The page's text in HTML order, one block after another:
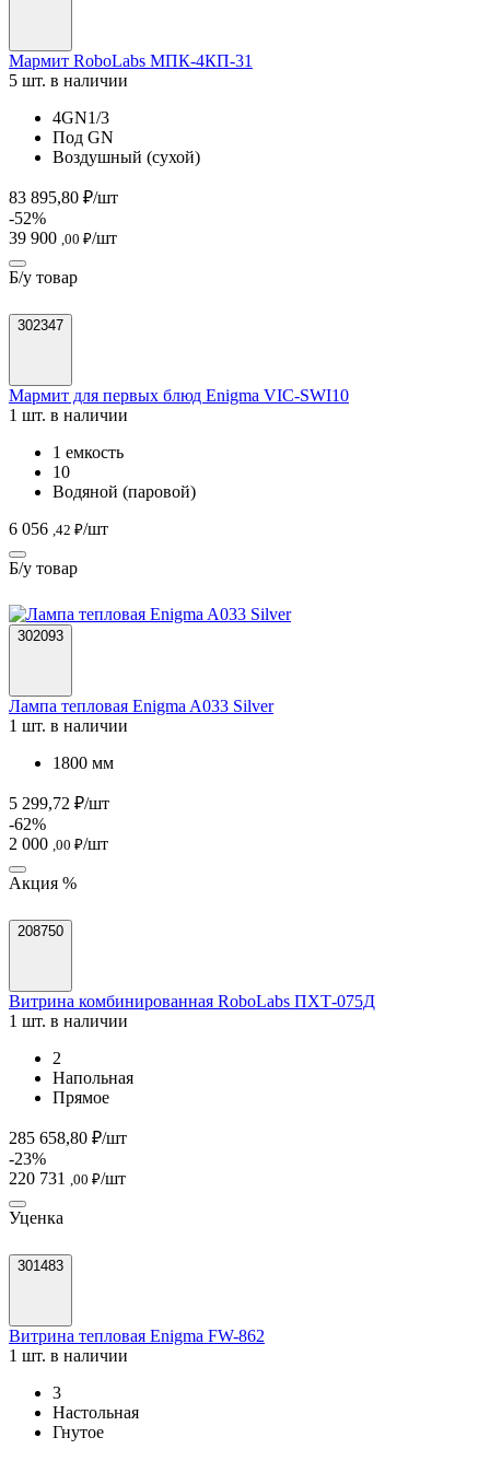
Мармит RoboLabs МПК-4КП-31
5 шт. в наличии
4GN1/3
Под GN
Воздушный (сухой)
83 895,80 ₽/шт
-52%
39 900 ,00 ₽/шт
Б/у товар
302347
Мармит для первых блюд Enigma VIC-SWI10
1 шт. в наличии
1 емкость
10
Водяной (паровой)
6 056 ,42 ₽/шт
Б/у товар
302093
Лампа тепловая Enigma A033 Silver
1 шт. в наличии
1800 мм
5 299,72 ₽/шт
-62%
2 000 ,00 ₽/шт
Акция %
208750
Витрина комбинированная RoboLabs ПХТ-075Д
1 шт. в наличии
2
Напольная
Прямое
285 658,80 ₽/шт
-23%
220 731
,00 ₽/шт
Уценка
301483
Витрина тепловая Enigma FW-862
1 шт. в наличии
3
Настольная
Гнутое